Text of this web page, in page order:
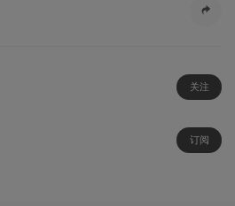
关注
订阅